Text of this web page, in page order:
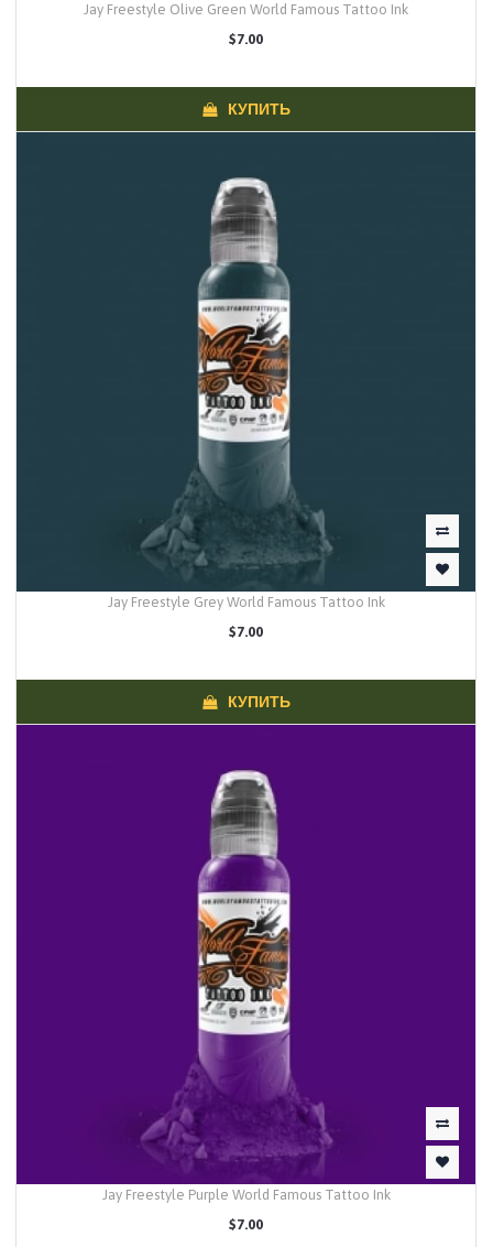
Jay Freestyle Olive Green World Famous Tattoo Ink
$7.00
КУПИТЬ
Jay Freestyle Grey World Famous Tattoo Ink
$7.00
КУПИТЬ
Jay Freestyle Purple World Famous Tattoo Ink
$7.00